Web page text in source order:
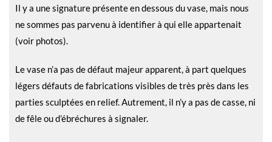
Il y a une signature présente en dessous du vase, mais nous
ne sommes pas parvenu à identifier à qui elle appartenait
(voir photos).
Le vase n’a pas de défaut majeur apparent, à part quelques
légers défauts de fabrications visibles de très près dans les
parties sculptées en relief. Autrement, il n’y a pas de casse, ni
de fêle ou d’ébréchures à signaler.